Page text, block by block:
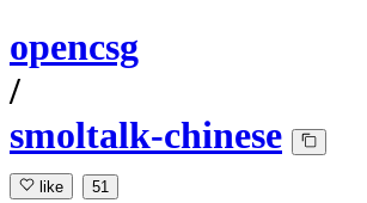
opencsg
/
smoltalk-chinese
like 51